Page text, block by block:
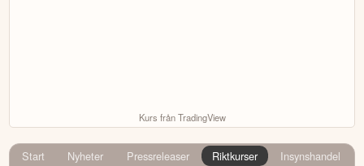
Kurs från TradingView
Start Nyheter Pressreleaser Riktkurser
Insynshandel